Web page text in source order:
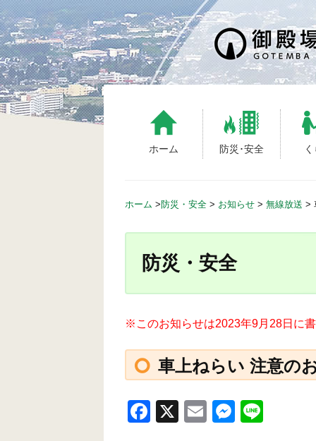
S
k
i
p
t
o
c
ホーム 防災･安全
ホーム >防災・安全 > お知らせ > 無線放送 >
防災・安全
※このお知らせは2023年9月28日に
車上ねらい 注意の
F
X
E
M